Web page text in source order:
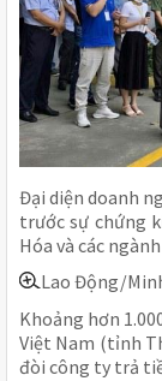
Đại diện doanh
trước sự chứng
Hóa và các
Lao Động/
Khoảng hơn
Việt Nam (tỉnh
đòi công ty trả